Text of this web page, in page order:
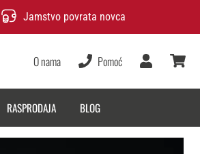
Jamstvo povrata novca
O nama Pomoć
Korisnik
RASPRODAJA BLOG